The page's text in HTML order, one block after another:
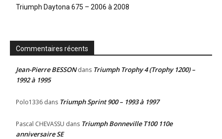
Triumph Daytona 675 – 2006 à 2008
Commentaires récents
Jean-Pierre BESSONdans Triumph Trophy 4 (Trophy 1200) –
1992 à 1995
Polo1336 dans Triumph Sprint 900 – 1993 à 1997
Pascal CHEVASSU dans Triumph Bonneville T100 110e
anniversaire SE